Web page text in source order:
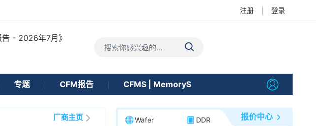
注册 登录
专题 CFM报告 CFMS | MemoryS
厂商主页 报价中心
Wafer DDR